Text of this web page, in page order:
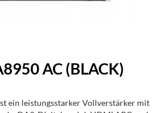
AC (BLACK)
ein leistungsstarker Vollverstärker mit